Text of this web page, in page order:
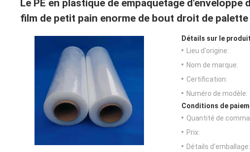
Le PE en plastique de empaquetage
film de petit pain enorme de bout droit de palette
Détails sur le
Lieu d'origine:
Nom de marque:
Certification:
Numéro de modèle:
Conditions de
Quantité de
Prix:
Détails d'emballage: